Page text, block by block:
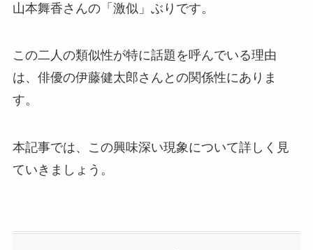
山本舞香さんの「激似」ぶりです。
この二人の類似性が特に話題を呼んでいる理由
は、俳優の伊藤健太郎さんとの関係性にありま
す。
本記事では、この興味深い現象について詳しく見
ていきましょう。